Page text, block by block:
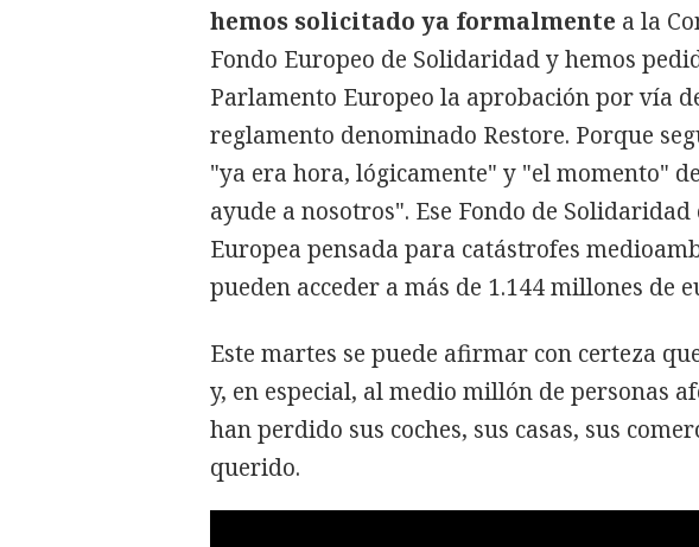
hemos solicitado ya formalmente a la
Fondo Europeo de Solidaridad y hemos
Parlamento Europeo la aprobación por vía
reglamento denominado Restore. Porque
"ya era hora, lógicamente" y "el momento"
ayude a nosotros". Ese Fondo de
Europea pensada para catástrofes
pueden acceder a más de 1.144 millones de
Este martes se puede afirmar con certeza
y, en especial, al medio millón de personas
han perdido sus coches, sus casas, sus
querido.